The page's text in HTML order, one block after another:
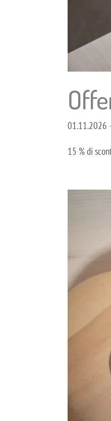
01.11.2026
15 % di